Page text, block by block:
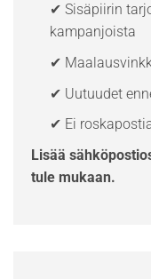
✔ Sisäpiirin
kampanjoista
✔
✔ Uutuudet
✔ Ei
Lisää
tule mukaan.